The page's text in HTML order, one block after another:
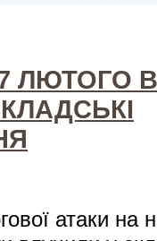
ЛЮТОГО
атаки на